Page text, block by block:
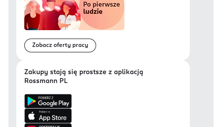
Zobacz oferty pracy
Zakupy stają się prostsze z aplikacją
Rossmann PL